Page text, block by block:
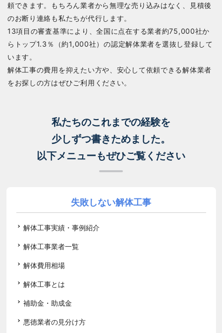
頼できます。もちろん業者から無理な売り込みはなく、見積後
のお断り連絡も私たちが代行します。
13項目の審査基準により、全国に点在する業者約75,000社か
らトップ1.3％（約1,000社）の認定解体業者を選抜し登録して
います。
解体工事の費用を抑えたい方や、安心して依頼できる解体業者
をお探しの方はぜひご利用ください。
私たちのこれまでの経験を
少しずつ書きためました。
以下メニューもぜひご覧ください
失敗しない解体工事
解体工事実績・事例紹介
解体工事業者一覧
解体費用相場
解体工事とは
補助金・助成金
悪徳業者の見分け方